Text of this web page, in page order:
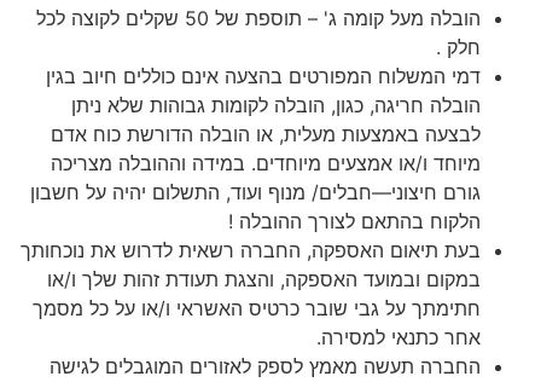
הובלה מעל קומה ג' – תוספת של 50 שקלים לקוצה לכל
חלק .
דמי המשלוח המפורטים בהצעה אינם כוללים חיוב בגין
הובלה חריגה, כגון, הובלה לקומות גבוהות שלא ניתן
לבצעה באמצעות מעלית, או הובלה הדורשת כוח אדם
מיוחד ו/או אמצעים מיוחדים. במידה וההובלה מצריכה
גורם חיצוני—חבלים/ מנוף ועוד, התשלום יהיה על חשבון
הלקוח בהתאם לצורך ההובלה !
בעת תיאום האספקה, החברה רשאית לדרוש את נוכחותך
במקום ובמועד האספקה, והצגת תעודת זהות שלך ו/או
חתימתך על גבי שובר כרטיס האשראי ו/או על כל מסמך
אחר כתנאי למסירה.
החברה תעשה מאמץ לספק לאזורים המוגבלים לגישה